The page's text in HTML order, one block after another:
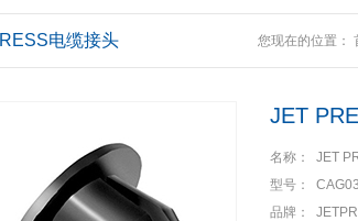
电缆接头 您现在的位置：
JET
名称： JET
型号：
品牌：